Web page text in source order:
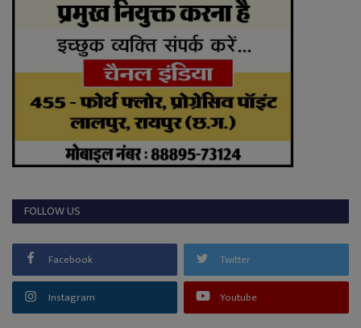
FOLLOW US
Facebook Twitter
Instagram Youtube